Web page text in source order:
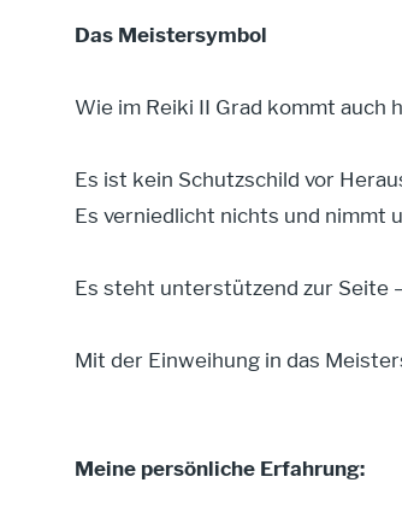
Das Meistersymbol
Wie im Reiki II Grad kommt auch
Es ist kein Schutzschild vor
Es verniedlicht nichts und nimmt
Es steht unterstützend zur Seite
Mit der Einweihung in das
Meine persönliche Erfahrung: